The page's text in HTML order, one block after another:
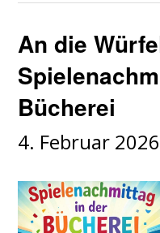
An die
Bücherei
4. Februar 2026